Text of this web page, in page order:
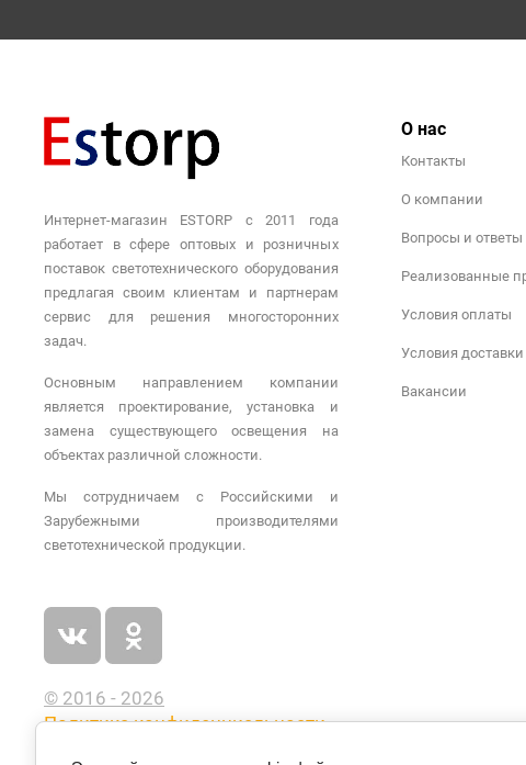
Интернет-магазин ESTORP с 2011 года
работает в сфере оптовых и розничных
поставок светотехнического оборудования
предлагая своим клиентам и партнерам
сервис для решения многосторонних
задач.
Основным направлением компании
является проектирование, установка и
замена существующего освещения на
объектах различной сложности.
Мы сотрудничаем с Российскими и
Зарубежными производителями
светотехнической продукции.
© 2016 - 2026
Политика конфиденциальности
О нас
Контакты
О компании
Вопросы и ответы
Реализованные
Условия оплаты
Условия доставки
Вакансии